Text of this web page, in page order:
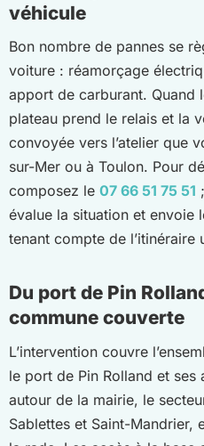
véhicule
Bon nombre de pannes se
voiture : réamorçage
apport de carburant. Quand
plateau prend le relais et la
convoyée vers l’atelier que
sur-Mer ou à Toulon. Pour
composez le 07 66 51 75 51 ;
évalue la situation et envoie
tenant compte de l’itinéraire
Du port de Pin
commune couverte
L’intervention couvre
le port de Pin Rolland et
autour de la mairie, le
Sablettes et Saint-Mandrier,